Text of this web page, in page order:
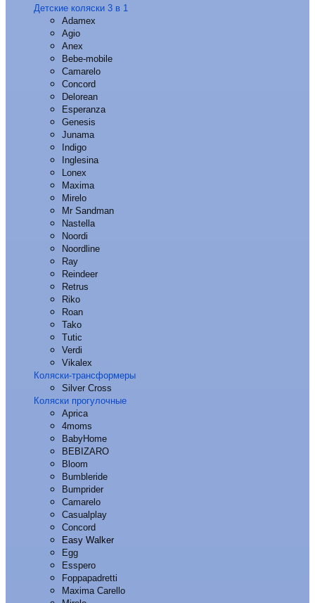
Детские коляски 3 в 1
Adamex
Agio
Anex
Bebe-mobile
Camarelo
Concord
Delorean
Esperanza
Genesis
Junama
Indigo
Inglesina
Lonex
Maxima
Mirelo
Mr Sandman
Nastella
Noordi
Noordline
Ray
Reindeer
Retrus
Riko
Roan
Tako
Tutic
Verdi
Vikalex
Коляски-трансформеры
Silver Cross
Коляски прогулочные
Aprica
4moms
BabyHome
BEBIZARO
Bloom
Bumbleride
Bumprider
Camarelo
Casualplay
Concord
Easy Walker
Egg
Esspero
Foppapadretti
Maxima Carello